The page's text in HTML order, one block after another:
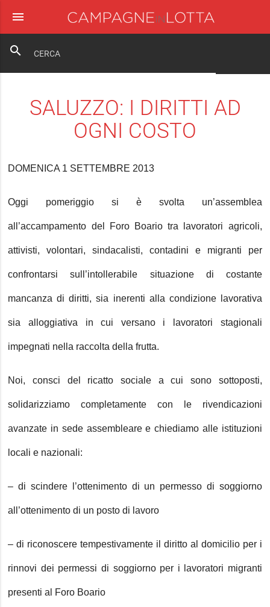
menu
search
SALUZZO: I DIRITTI AD
OGNI COSTO
DOMENICA 1 SETTEMBRE 2013
Oggi pomeriggio si è svolta un’assemblea
all’accampamento del Foro Boario tra lavoratori agricoli,
attivisti, volontari, sindacalisti, contadini e migranti per
confrontarsi sull’intollerabile situazione di costante
mancanza di diritti, sia inerenti alla condizione lavorativa
sia alloggiativa in cui versano i lavoratori stagionali
impegnati nella raccolta della frutta.
Noi, consci del ricatto sociale a cui sono sottoposti,
solidarizziamo completamente con le rivendicazioni
avanzate in sede assembleare e chiediamo alle istituzioni
locali e nazionali:
– di scindere l’ottenimento di un permesso di soggiorno
all’ottenimento di un posto di lavoro
– di riconoscere tempestivamente il diritto al domicilio per i
rinnovi dei permessi di soggiorno per i lavoratori migranti
presenti al Foro Boario